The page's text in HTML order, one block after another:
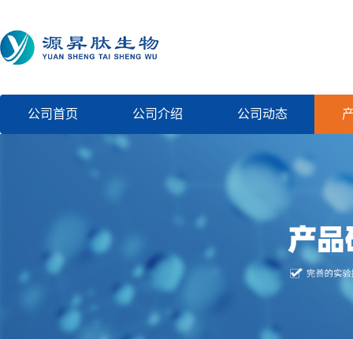
公司首页 公司介绍 公司动态